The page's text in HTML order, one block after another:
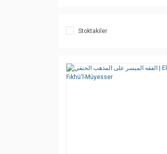
Stoktakiler